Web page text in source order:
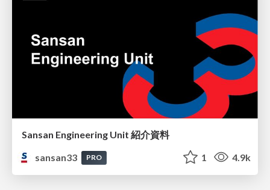
Sansan Engineering Unit 紹介資料
sansan33
PRO 1 4.9k